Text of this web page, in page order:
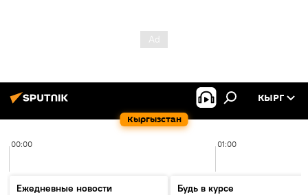
Кыргызстан
КЫРГ
00:00 01:00
Ежедневные новости
Будь в курсе